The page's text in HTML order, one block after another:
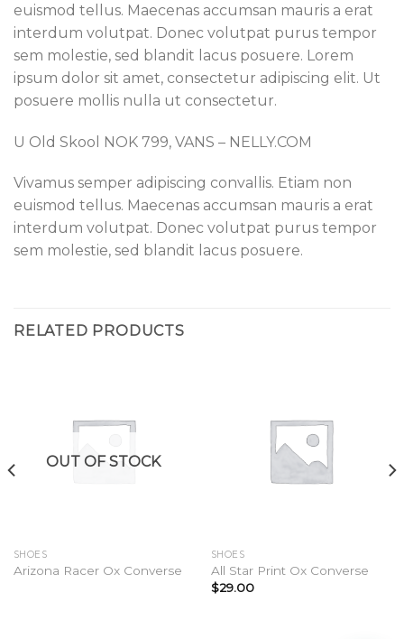
euismod tellus. Maecenas accumsan mauris a erat
interdum volutpat. Donec volutpat purus tempor
sem molestie, sed blandit lacus posuere. Lorem
ipsum dolor sit amet, consectetur adipiscing elit. Ut
posuere mollis nulla ut consectetur.
U Old Skool NOK 799, VANS – NELLY.COM
Vivamus semper adipiscing convallis. Etiam non
euismod tellus. Maecenas accumsan mauris a erat
interdum volutpat. Donec volutpat purus tempor
sem molestie, sed blandit lacus posuere.
RELATED PRODUCTS
OUT OF STOCK
SHOES
Arizona Racer Ox Converse
SHOES
All Star Print Ox Converse
$29.00